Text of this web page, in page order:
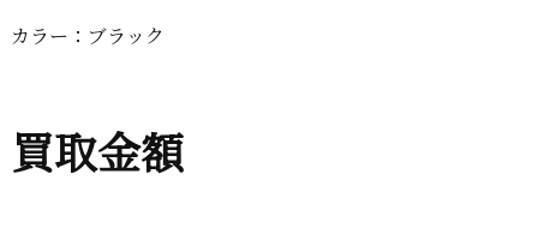
カラー：ブラック
買取金額